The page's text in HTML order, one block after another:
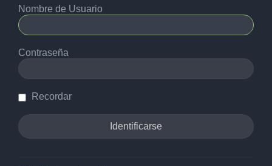
Nombre de Usuario
Contraseña
Recordar